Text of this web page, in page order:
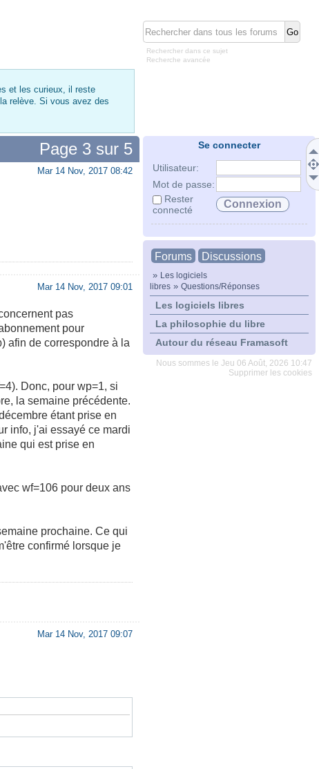
Rechercher dans ce sujet
Recherche avancée
et les curieux, il reste
relève. Si vous avez des
Se connecter
Utilisateur:
Mot de passe:
Rester
connecté
Forums Discussions
» Les logiciels
libres » Questions/Réponses
Les logiciels libres
La philosophie du libre
Autour du réseau Framasoft
Nous sommes le Jeu 06 Août, 2026 10:47
Supprimer les cookies
Page 3 sur 5
Mar 14 Nov, 2017 08:42
Mar 14 Nov, 2017 09:01
pas
pour
afin de correspondre à la
Donc, pour wp=1, si
la semaine précédente.
étant prise en
info, j'ai essayé ce mardi
qui est prise en
wf=106 pour deux ans
prochaine. Ce qui
confirmé lorsque je
Mar 14 Nov, 2017 09:07